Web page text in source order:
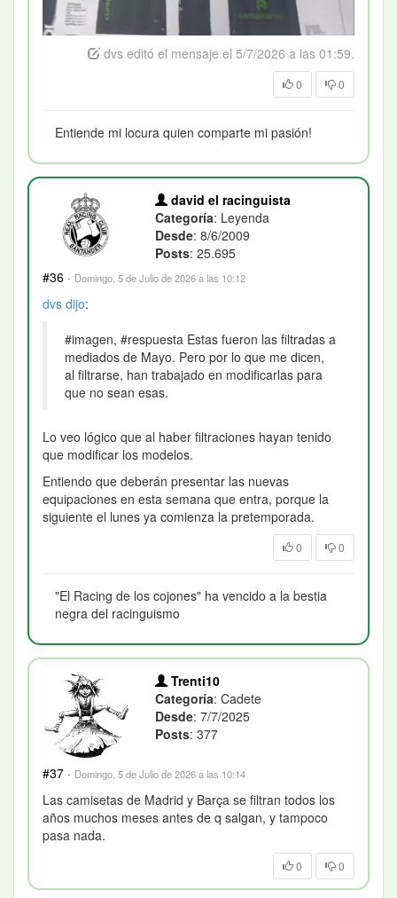
dvs editó el mensaje el 5/7/2026 a las 01:59.
0 0
Entiende mi locura quien comparte mi pasión!
david el racinguista
Categoría: Leyenda
Desde: 8/6/2009
Posts: 25.695
#36 · Domingo, 5 de Julio de 2026 a las 10:12
dvs dijo:
#imagen, #respuesta Estas fueron las filtradas a
mediados de Mayo. Pero por lo que me dicen,
al filtrarse, han trabajado en modificarlas para
que no sean esas.
Lo veo lógico que al haber filtraciones hayan tenido
que modificar los modelos.
Entiendo que deberán presentar las nuevas
equipaciones en esta semana que entra, porque la
siguiente el lunes ya comienza la pretemporada.
0 0
"El Racing de los cojones" ha vencido a la bestia
negra del racinguismo
Trenti10
Categoría: Cadete
Desde: 7/7/2025
Posts: 377
#37 · Domingo, 5 de Julio de 2026 a las 10:14
Las camisetas de Madrid y Barça se filtran todos los
años muchos meses antes de q salgan, y tampoco
pasa nada.
0 0